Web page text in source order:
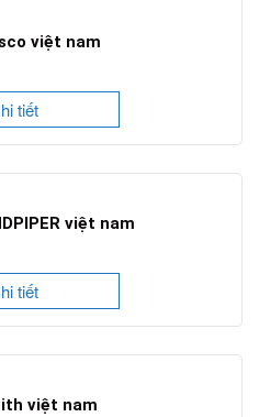
việt nam
tiết
việt nam
tiết
việt nam